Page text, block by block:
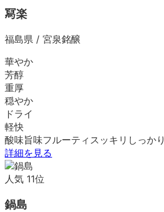
冩楽
福島県 / 宮泉銘醸
華やか
芳醇
重厚
穏やか
ドライ
軽快
酸味旨味フルーティ スッキリ しっかり
詳細を見る
人気 11位
鍋島